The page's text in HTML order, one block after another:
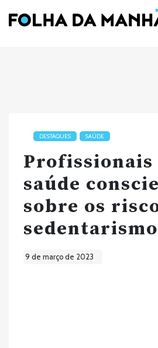
DESTAQUES SAÚDE
Profissionais
saúde
sobre os
sedentarismo
9 de março de 2023